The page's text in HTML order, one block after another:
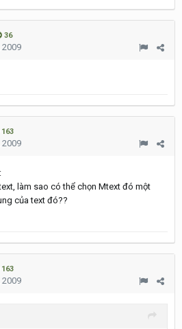
36
2009
163
2009
làm sao có thể chọn Mtext đó một
của text đó??
163
2009